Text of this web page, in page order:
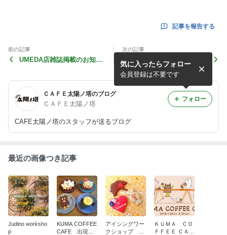
記事を報告する
前の記事
UMEDA店雑誌掲載のお知ら
次の記事
母の日にちょっとこじゃれた
お菓子と花のギフト葉いかが
ですか？？
ＣＡＦＥ太陽ノ塔のブログ
ＣＡＦＥ太陽ノ塔
CAFE太陽ノ塔のスタッフが送るブログ
気に入ったらフォロー
会員登録は不要です
フォロー
最近の画像つき記事
Judino worksho
p
KUMA COFFEE
CAFE 出現！
アイシングワー
クショップ バ
ＫＵＭＡ ＣＯ
ＦＦＥＥ ＣＡＦ